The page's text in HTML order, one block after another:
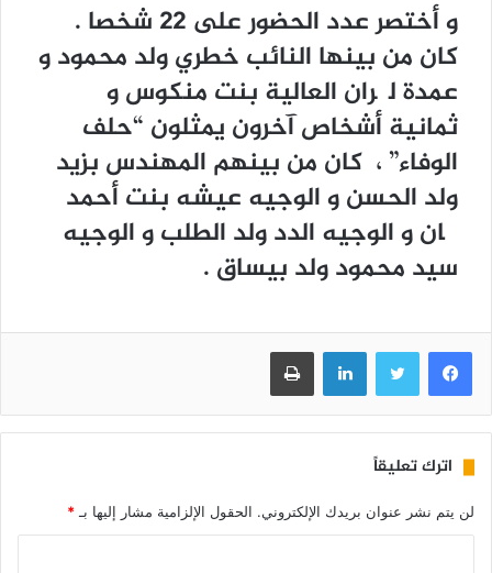
و أختصر عدد الحضور على 22 شخصا .
كان من بينها النائب خطري ولد محمود و
عمدة لگران العالية بنت منكوس و
ثمانية أشخاص آخرون يمثلون “حلف
الوفاء” ، كان من بينهم المهندس بزيد
ولد الحسن و الوجيه عيشه بنت أحمد
چان و الوجيه الدد ولد الطلب و الوجيه
سيد محمود ولد بيساق .
فيسبوك تويتر لينكدإن طباعة
اترك تعليقاً
لن يتم نشر عنوان بريدك الإلكتروني. الحقول الإلزامية مشار إليها بـ *